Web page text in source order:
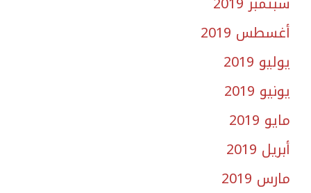
أغسطس 2019
يوليو 2019
يونيو 2019
مايو 2019
أبريل 2019
مارس 2019